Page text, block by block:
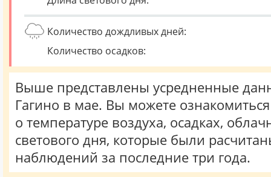
Количество дождливых дней:
Количество осадков:
Выше представлены усредненные
Гагино в мае. Вы можете
о температуре воздуха, осадках,
светового дня, которые были
наблюдений за последние три года.